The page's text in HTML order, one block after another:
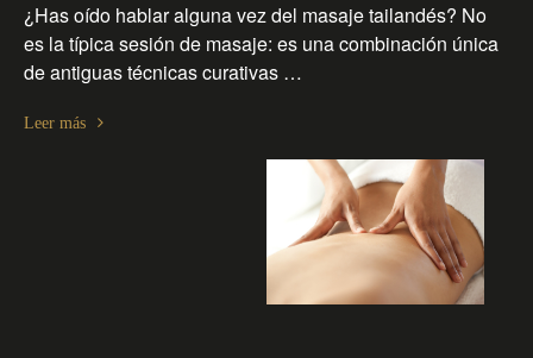
¿Has oído hablar alguna vez del masaje tailandés? No
es la típica sesión de masaje: es una combinación única
de antiguas técnicas curativas …
Leer más